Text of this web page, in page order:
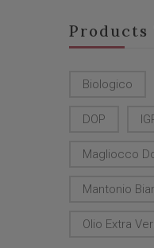
Products
Biologico
DOP
Magliocco
Mantonio
Olio Extra